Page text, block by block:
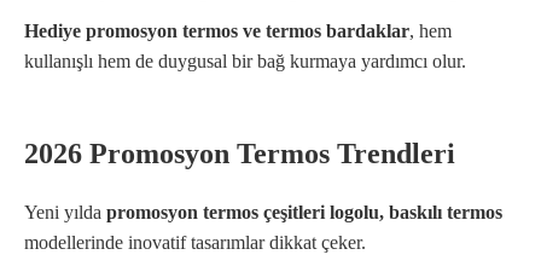
Hediye promosyon termos ve termos bardaklar, hem
kullanışlı hem de duygusal bir bağ kurmaya yardımcı olur.
2026 Promosyon Termos Trendleri
Yeni yılda promosyon termos çeşitleri logolu, baskılı termos
modellerinde inovatif tasarımlar dikkat çeker.